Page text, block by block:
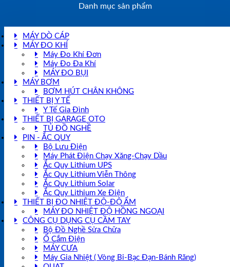
Danh mục sản phẩm
MÁY DÒ CÁP
MÁY ĐO KHÍ
Máy Đo Khí Đơn
Máy Đo Đa Khí
MÁY ĐO BỤI
MÁY BƠM
BƠM HÚT CHÂN KHÔNG
THIẾT BỊ Y TẾ
Y Tế Gia Đình
THIẾT BỊ GARAGE OTO
TỦ ĐỒ NGHỀ
PIN - ẮC QUY
Bộ Lưu Điện
Máy Phát Điện Chạy Xăng-Chạy Dầu
Ắc Quy Lithium UPS
Ắc Quy Lithium Viễn Thông
Ắc Quy Lithium Solar
Ắc Quy Lithium Xe Điện
THIẾT BỊ ĐO NHIỆT ĐỘ-ĐỘ ẨM
MÁY ĐO NHIỆT ĐỘ HỒNG NGOẠI
CÔNG CỤ DỤNG CỤ CẦM TAY
Bộ Đồ Nghề Sửa Chữa
Ổ Cắm Điện
MÁY CƯA
Máy Gia Nhiệt ( Vòng Bi-Bạc Đạn-Bánh Răng)